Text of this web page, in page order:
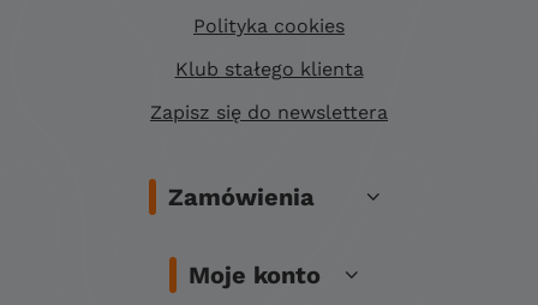
Polityka cookies
Klub stałego klienta
Zapisz się do newslettera
Zamówienia
Moje konto